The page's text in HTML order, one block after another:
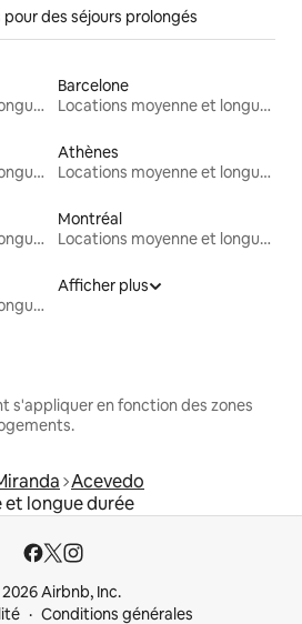
des séjours prolongés
Locations moyenne et longue durée
Barcelone
Locations moyenne et longue durée
Locations moyenne et longue durée
Athènes
Locations moyenne et longue durée
Locations moyenne et longue durée
Montréal
Locations moyenne et longue durée
Locations moyenne et longue durée
Afficher plus
s'appliquer en fonction des zones
Acevedo
et longue durée
Airbnb, Inc.
Conditions générales